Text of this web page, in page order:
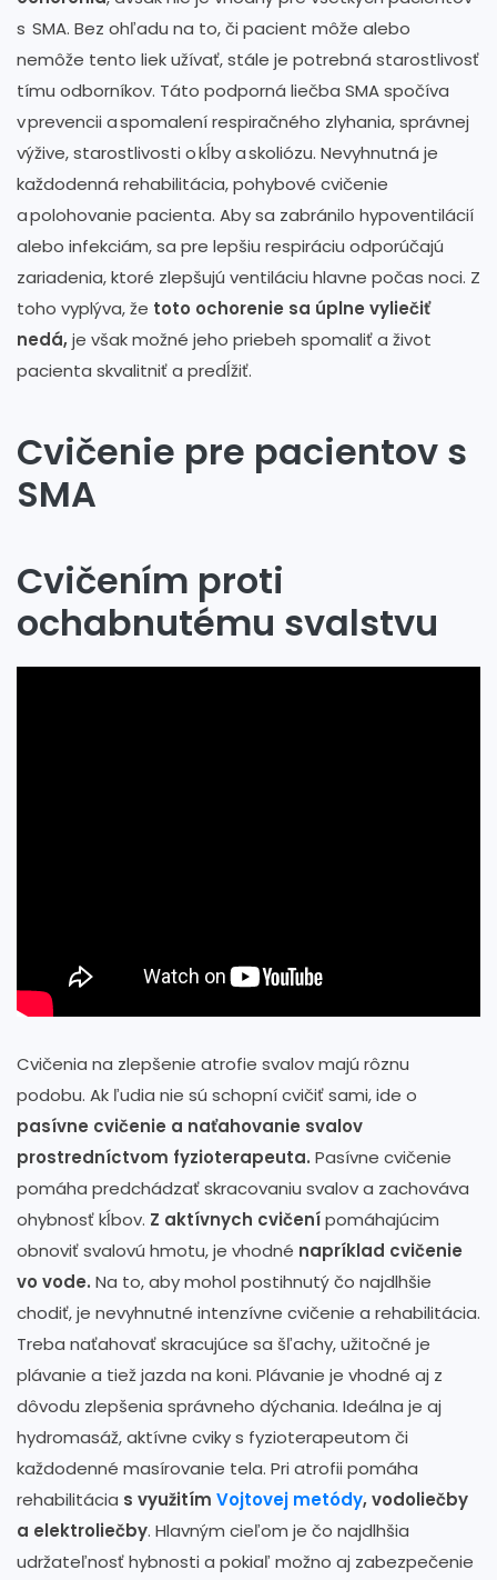
s SMA. Bez ohľadu na to, či pacient môže alebo
nemôže tento liek užívať, stále je potrebná starostlivosť
tímu odborníkov. Táto podporná liečba SMA spočíva
v prevencii a spomalení respiračného zlyhania, správnej
výžive, starostlivosti o kĺby a skoliózu. Nevyhnutná je
každodenná rehabilitácia, pohybové cvičenie
a polohovanie pacienta. Aby sa zabránilo hypoventilácií
alebo infekciám, sa pre lepšiu respiráciu odporúčajú
zariadenia, ktoré zlepšujú ventiláciu hlavne počas noci. Z
toho vyplýva, že toto ochorenie sa úplne vyliečiť
nedá,je však možné jeho priebeh spomaliť a život
pacienta skvalitniť a predĺžiť.
Cvičenie pre pacientov s
SMA
Cvičením proti
ochabnutému svalstvu
Cvičenia na zlepšenie atrofie svalov majú rôznu
podobu. Ak ľudia nie sú schopní cvičiť sami, ide o
pasívne cvičenie a naťahovanie svalov
prostredníctvom fyzioterapeuta. Pasívne cvičenie
pomáha predchádzať skracovaniu svalov a zachováva
ohybnosť kĺbov. Z aktívnych cvičenípomáhajúcim
obnoviť svalovú hmotu, je vhodné napríklad cvičenie
vo vode. Na to, aby mohol postihnutý čo najdlhšie
chodiť, je nevyhnutné intenzívne cvičenie a rehabilitácia.
Treba naťahovať skracujúce sa šľachy, užitočné je
plávanie a tiež jazda na koni. Plávanie je vhodné aj z
dôvodu zlepšenia správneho dýchania. Ideálna je aj
hydromasáž, aktívne cviky s fyzioterapeutom či
každodenné masírovanie tela. Pri atrofii pomáha
rehabilitácia s využitím Vojtovej metódy, vodoliečby
a elektroliečby. Hlavným cieľom je čo najdlhšia
udržateľnosť hybnosti a pokiaľ možno aj zabezpečenie